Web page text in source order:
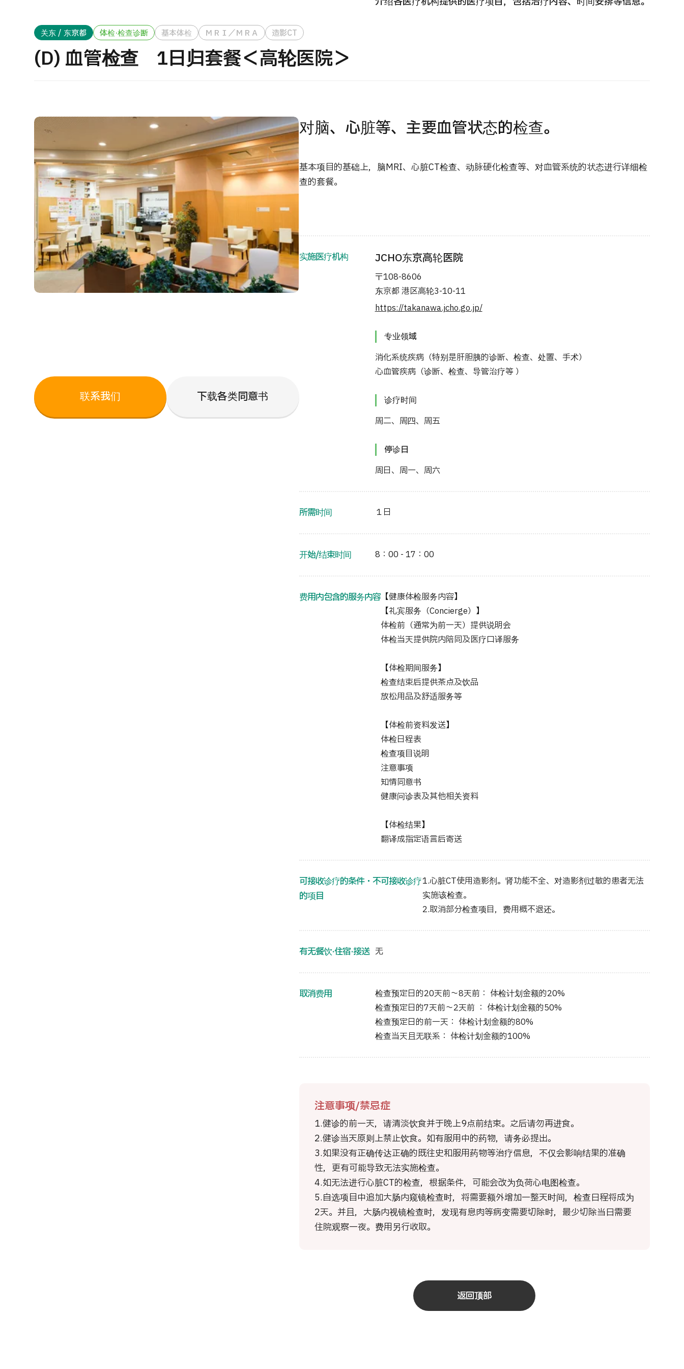
日语 英语 汉语 越南语
联系我们
JMHC-A综合体检 <含胃镜检查＞・男性【东京・八
重洲综合健康检查中心】
健診 健診 健診
关东 / 东京都 体检·检查诊断 基本体检 ＭＲＩ／ＭＲＡ 造影CT
(D) 血管检查 1日归套餐＜高轮医院＞
联系我们 下载各类同意书
对脑、心脏等、主要血管状态的检查。
基本项目的基础上，脑MRI、心脏CT检查、动脉硬化检查等、对血管系统的状态进行详细检
查的套餐。
实施医疗机构 JCHO东京高轮医院
〒108-8606
东京都 港区高轮3-10-11
https://takanawa.jcho.go.jp/
专业领域
消化系统疾病（特别是肝胆胰的诊断、检查、处置、手术）
心血管疾病（诊断、检查、导管治疗等 ）
诊疗时间
周二、周四、周五
停诊日
周日、周一、周六
所需时间 １日
开始/结束时间 8：00 - 17：00
费用内包含的服务内容【健康体检服务内容】
【礼宾服务（Concierge）】
体检前（通常为前一天）提供说明会
体检当天提供院内陪同及医疗口译服务
【体检期间服务】
检查结束后提供茶点及饮品
放松用品及舒适服务等
【体检前资料发送】
体检日程表
检查项目说明
注意事项
知情同意书
健康问诊表及其他相关资料
【体检结果】
翻译成指定语言后寄送
可接收诊疗的条件・不可接收诊疗
的项目
1.心脏CT使用造影剂。肾功能不全、对造影剂过敏的患者无法
实施该检查。
2.取消部分检查项目，费用概不退还。
有无餐饮·住宿·接送 无
取消费用
检查预定日的20天前～8天前： 体检计划金额的20%
检查预定日的7天前～2天前 ： 体检计划金额的50%
检查预定日的前一天： 体检计划金额的80%
检查当天且无联系： 体检计划金额的100%
注意事项/禁忌症
1.健诊的前一天，请清淡饮食并于晚上9点前结束。之后请勿再进食。
2.健诊当天原则上禁止饮食。如有服用中的药物，请务必提出。
3.如果没有正确传达正确的既往史和服用药物等治疗信息，不仅会影响结果的准确
性，更有可能导致无法实施检查。
4.如无法进行心脏CT的检查，根据条件，可能会改为负荷心电图检查。
5.自选项目中追加大肠内窥镜检查时，将需要额外增加一整天时间，检查日程将成为
2天。并且，大肠内视镜检查时，发现有息肉等病变需要切除时，最少切除当日需要
住院观察一夜。费用另行收取。
返回顶部